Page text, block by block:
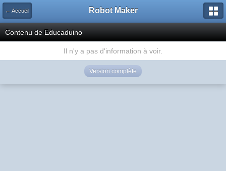
← Accueil Robot Maker
Contenu de Educaduino
Il n'y a pas d'information à voir.
Version complète